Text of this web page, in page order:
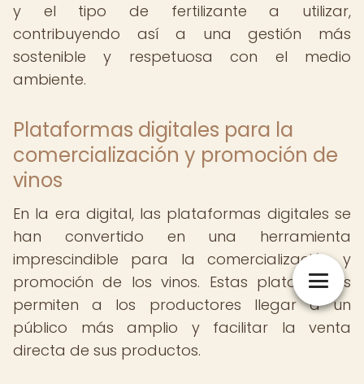
y el tipo de fertilizante a utilizar,
contribuyendo así a una gestión más
sostenible y respetuosa con el medio
ambiente.
Plataformas digitales para la
comercialización y promoción de
vinos
En la era digital, las plataformas digitales se
han convertido en una herramienta
imprescindible para la comercialización y
promoción de los vinos. Estas plataformas
permiten a los productores llegar a un
público más amplio y facilitar la venta
directa de sus productos.